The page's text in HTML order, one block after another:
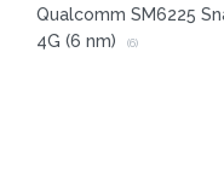
Qualcomm SM6225
4G (6 nm)
(6)